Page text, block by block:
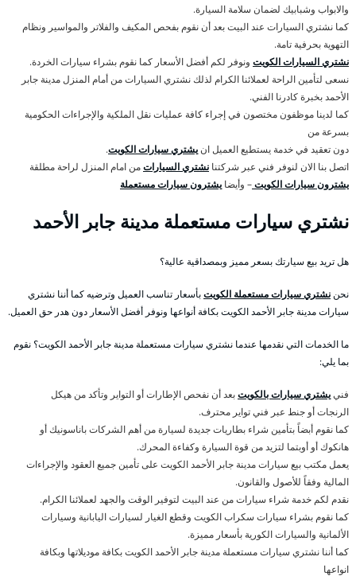
والابواب وشبابيك لضمان سلامة السيارة.
كما نشتري السيارات عند البيت بعد أن نقوم بفحص المكيف والفلاتر والمواسير ونظام
التهوية بحرفية تامة.
نشتري السيارات الكويت ونوفر لكم أفضل الأسعار كما نقوم بشراء سيارات الخردة.
نسعى لتأمين الراحة لعملائنا الكرام لذلك نشتري السيارات من أمام المنزل مدينة جابر
الأحمد بخبرة كادرنا الفني.
كما لدينا موظفون مختصون في إجراء كافة عمليات نقل الملكية والإجراءات الحكومية
بسرعة من
دون تعقيد في خدمة يستطيع العميل ان يشتري سيارات الكويت.
اتصل بنا الان لنوفر فني عبر شركتنا نشتري السياراتمن امام المنزل لراحة مطلقة
يشترون سيارات الكويت– وأيضا يشترون سيارات مستعملة
نشتري سيارات مستعملة مدينة جابر الأحمد
هل تريد بيع سيارتك بسعر مميز وبمصداقية عالية؟
نحننشتري سيارات مستعملة الكويتبأسعار تناسب العميل وترضيه كما أننا نشتري
سيارات مدينة جابر الأحمد الكويت بكافة أنواعها ونوفر أفضل الأسعار دون هدر حق العميل.
ما الخدمات التي نقدمها عندما نشتري سيارات مستعملة مدينة جابر الأحمد الكويت؟ نقوم
بما يلي:
فنييشتري سيارات بالكويتبعد أن نفحص الإطارات أو التواير وتأكد من هيكل
الرنجات أو جنط عبر فني تواير محترف.
كما نقوم أبضاً بتأمين شراء بطاريات جديدة لسيارة من أهم الشركات باناسونيك أو
هانكوك أو أوبتما لتزيد من قوة السيارة وكفاءة المحرك.
يعمل مكتب بيع سيارات مدينة جابر الأحمد الكويت على تأمين جميع العقود والإجراءات
المالية وفقاً للأصول والقانون.
نقدم لكم خدمة شراء سيارات من عند البيت لتوفير الوقت والجهد لعملائنا الكرام.
كما نقوم بشراء سيارات سكراب الكويت وقطع الغيار لسيارات اليابانية وسيارات
الألمانية والسيارات الكورية بأسعار مميزة.
كما أننا نشتري سيارات مستعملة مدينة جابر الأحمد الكويت بكافة موديلاتها وبكافة
انواعها